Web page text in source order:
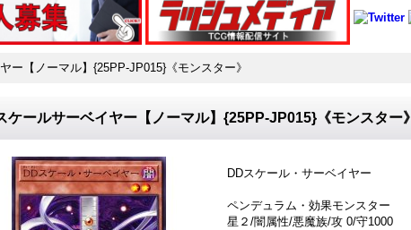
ー【ノーマル】{25PP-JP015}《モンスター》
ケールサーベイヤー【ノーマル】{25PP-JP015}《モンスター》
DDスケール・サーベイヤー
ペンデュラム・効果モンスター
星２/闇属性/悪魔族/攻 0/守1000